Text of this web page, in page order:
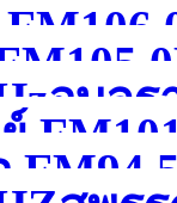
สารคา
อุบล
ย์